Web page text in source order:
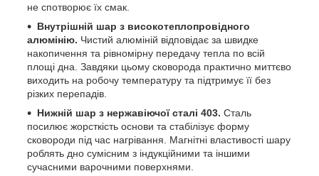
не спотворює їх смак.
Внутрішній шар з високотеплопровідного
алюмінію. Чистий алюміній відповідає за швидке
накопичення та рівномірну передачу тепла по всій
площі дна. Завдяки цьому сковорода практично миттєво
виходить на робочу температуру та підтримує її без
різких перепадів.
Нижній шар з нержавіючої сталі 403. Сталь
посилює жорсткість основи та стабілізує форму
сковороди під час нагрівання. Магнітні властивості шару
роблять дно сумісним з індукційними та іншими
сучасними варочними поверхнями.